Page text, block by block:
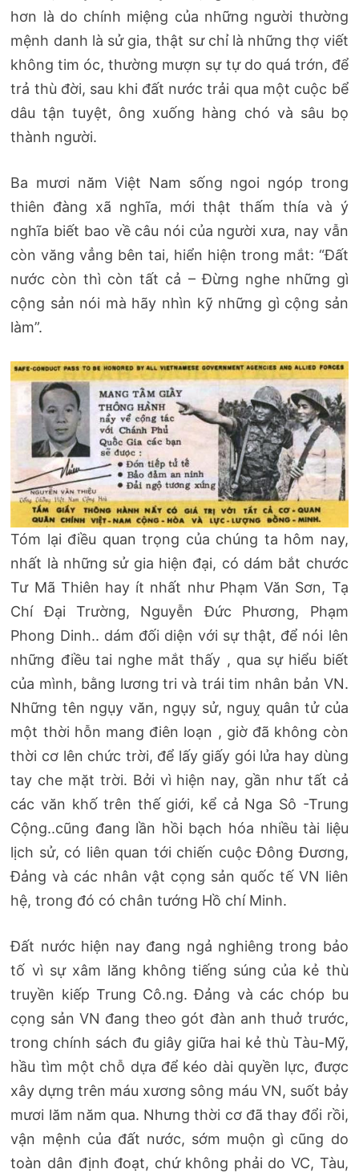
hơn là do chính miệng của những người thường
mệnh danh là sử gia, thật sư chỉ là những thợ viết
không tim óc, thường mượn sự tự do quá trớn, để
trả thù đời, sau khi đất nước trải qua một cuộc bể
dâu tận tuyệt, ông xuống hàng chó và sâu bọ
thành người.
Ba mươi năm Việt Nam sống ngoi ngóp trong
thiên đàng xã nghĩa, mới thật thấm thía và ý
nghĩa biết bao về câu nói của người xưa, nay vẫn
còn văng vẳng bên tai, hiển hiện trong mắt: “Đất
nước còn thì còn tất cả – Đừng nghe những gì
cộng sản nói mà hãy nhìn kỹ những gì cộng sản
làm”.
Tóm lại điều quan trọng của chúng ta hôm nay,
nhất là những sử gia hiện đại, có dám bắt chước
Tư Mã Thiên hay ít nhất như Phạm Văn Sơn, Tạ
Chí Đại Trường, Nguyễn Đức Phương, Phạm
Phong Dinh.. dám đối diện với sự thật, để nói lên
những điều tai nghe mắt thấy , qua sự hiểu biết
của mình, bằng lương tri và trái tim nhân bản VN.
Những tên ngụy văn, ngụy sử, nguỵ quân tử của
một thời hỗn mang điên loạn , giờ đã không còn
thời cơ lên chức trời, để lấy giấy gói lửa hay dùng
tay che mặt trời. Bởi vì hiện nay, gần như tất cả
các văn khố trên thế giới, kể cả Nga Sô -Trung
Cộng..cũng đang lần hồi bạch hóa nhiều tài liệu
lịch sử, có liên quan tới chiến cuộc Đông Đương,
Đảng và các nhân vật cọng sản quốc tế VN liên
hệ, trong đó có chân tướng Hồ chí Minh.
Đất nước hiện nay đang ngả nghiêng trong bảo
tố vì sự xâm lăng không tiếng súng của kẻ thù
truyền kiếp Trung Cô.ng. Đảng và các chóp bu
cọng sản VN đang theo gót đàn anh thuở trước,
trong chính sách đu giây giữa hai kẻ thù Tàu-Mỹ,
hầu tìm một chỗ dựa để kéo dài quyền lực, được
xây dựng trên máu xương sông máu VN, suốt bảy
mươi lăm năm qua. Nhưng thời cơ đã thay đổi rồi,
vận mệnh của đất nước, sớm muộn gì cũng do
toàn dân định đoạt, chứ không phải do VC, Tàu,